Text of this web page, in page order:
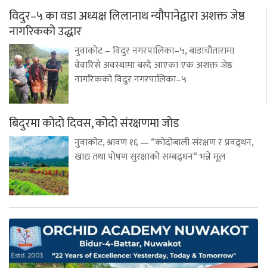
विदुर–५ का वडा अध्यक्ष लिलानाथ न्यौपानेद्वारा अशक्त जेष्ठ
नागरिकको उद्धार
नुवाकोट – विदुर नगरपालिका–५, बाडाचौतारामा
वेवारिसे अवस्थामा बस्दै आएका एक अशक्त जेष्ठ
नागरिकको विदुर नगरपालिका–५
बिदुरमा कोदो दिवस, कोदो संरक्षणमा जोड
नुवाकोट, श्रावण १६ — “कोदोबाली संरक्षण र प्रवद्र्धन,
खाद्य तथा पोषण सुरक्षाको सम्बद्र्धन“ भन्ने मूल